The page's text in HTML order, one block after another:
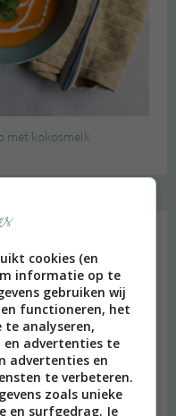
met kokosmelk
cookies (en
informatie op te
gebruiken wij
functioneren, het
te analyseren,
en advertenties te
advertenties en
te verbeteren.
zoals unieke
en surfgedrag. Je